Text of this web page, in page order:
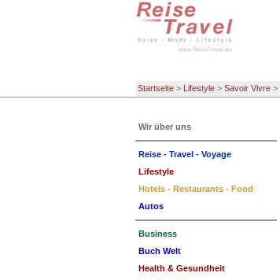
Startseite > Lifestyle > Savoir Vivre >
Wir über uns
Reise - Travel - Voyage
Lifestyle
Hotels - Restaurants - Food
Autos
Business
Buch Welt
Health & Gesundheit